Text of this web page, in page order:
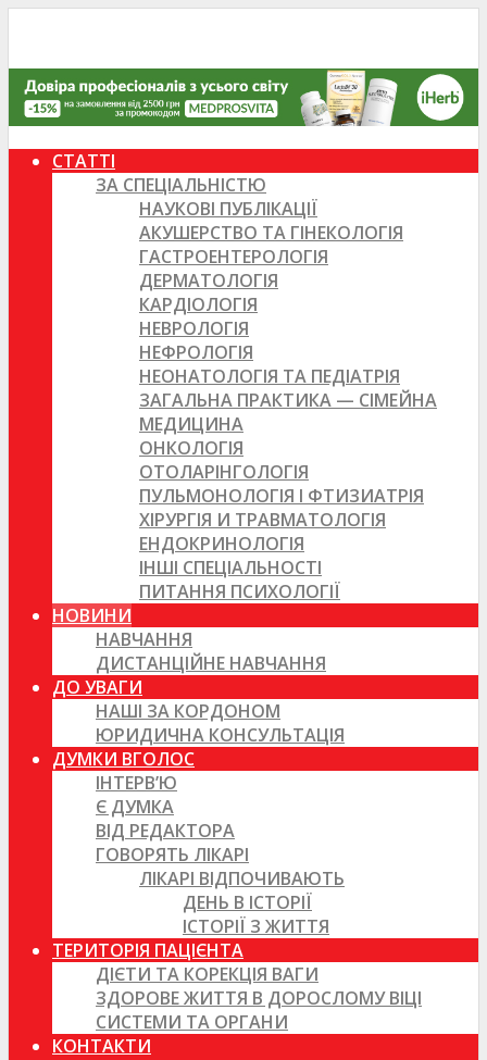
СТАТТІ
ЗА СПЕЦІАЛЬНІСТЮ
НАУКОВІ ПУБЛІКАЦІЇ
АКУШЕРСТВО ТА ГІНЕКОЛОГІЯ
ГАСТРОЕНТЕРОЛОГІЯ
ДЕРМАТОЛОГІЯ
КАРДІОЛОГІЯ
НЕВРОЛОГІЯ
НЕФРОЛОГІЯ
НЕОНАТОЛОГІЯ ТА ПЕДІАТРІЯ
ЗАГАЛЬНА ПРАКТИКА — СІМЕЙНА
МЕДИЦИНА
ОНКОЛОГІЯ
ОТОЛАРІНГОЛОГІЯ
ПУЛЬМОНОЛОГІЯ І ФТИЗИАТРІЯ
ХІРУРГІЯ И ТРАВМАТОЛОГІЯ
ЕНДОКРИНОЛОГІЯ
ІНШІ СПЕЦІАЛЬНОСТІ
ПИТАННЯ ПСИХОЛОГІЇ
НОВИНИ
НАВЧАННЯ
ДИСТАНЦІЙНЕ НАВЧАННЯ
ДО УВАГИ
НАШІ ЗА КОРДОНОМ
ЮРИДИЧНА КОНСУЛЬТАЦІЯ
ДУМКИ ВГОЛОС
ІНТЕРВ’Ю
Є ДУМКА
ВІД РЕДАКТОРА
ГОВОРЯТЬ ЛІКАРІ
ЛІКАРІ ВІДПОЧИВАЮТЬ
ДЕНЬ В ІСТОРІЇ
ІСТОРІЇ З ЖИТТЯ
ТЕРИТОРІЯ ПАЦІЄНТА
ДІЄТИ ТА КОРЕКЦІЯ ВАГИ
ЗДОРОВЕ ЖИТТЯ В ДОРОСЛОМУ ВІЦІ
СИСТЕМИ ТА ОРГАНИ
КОНТАКТИ